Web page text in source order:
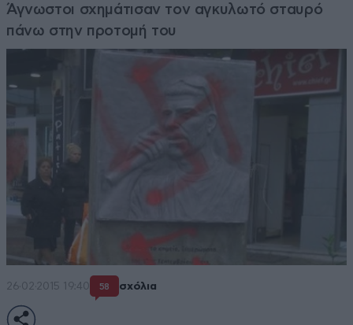
Άγνωστοι σχημάτισαν τον αγκυλωτό σταυρό
πάνω στην προτομή του
26·02·2015 19:40 58 σχόλια